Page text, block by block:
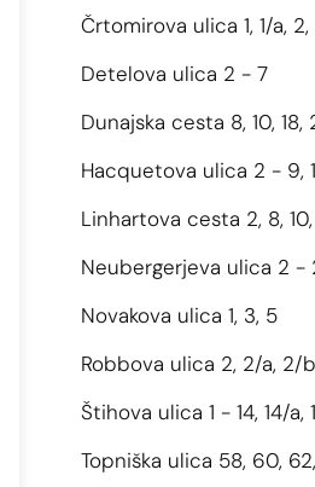
Črtomirova ulica 1, 1/a, 2,
Detelova ulica 2 - 7
Dunajska cesta 8, 10, 18,
Hacquetova ulica 2 - 9,
Linhartova cesta 2, 8,
Neubergerjeva ulica 2 -
Novakova ulica 1, 3, 5
Robbova ulica 2, 2/a, 2/
Štihova ulica 1 - 14, 14/a,
Topniška ulica 58, 60,